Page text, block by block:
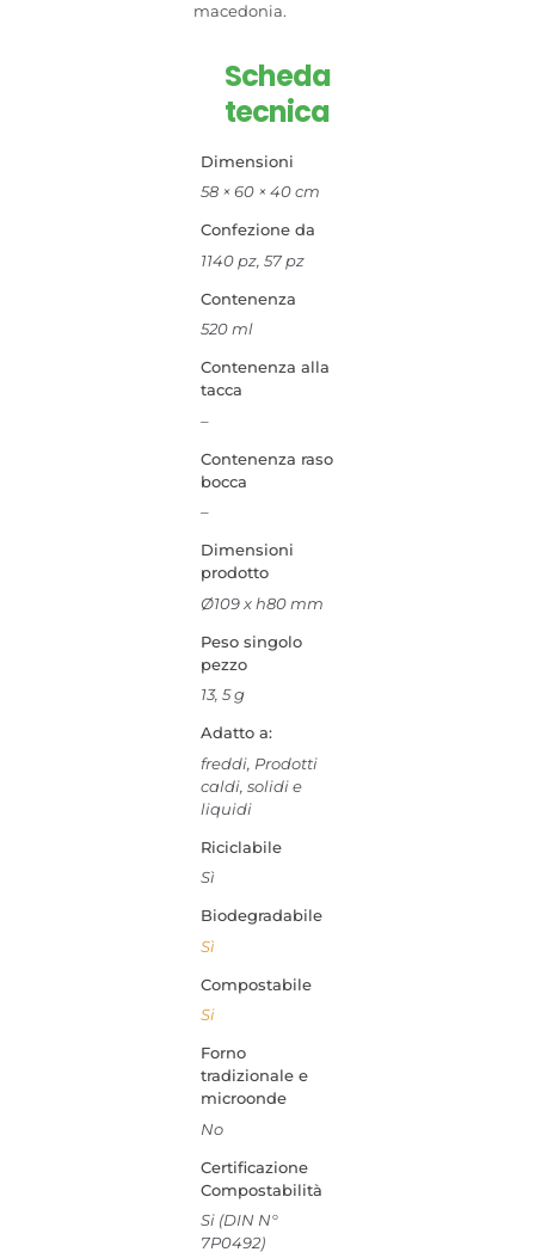
macedonia.
Scheda
tecnica
Dimensioni
58 × 60 × 40 cm
Confezione da
1140 pz, 57 pz
Contenenza
520 ml
Contenenza alla
tacca
–
Contenenza raso
bocca
–
Dimensioni
prodotto
Ø109 x h80 mm
Peso singolo
pezzo
13, 5 g
Adatto a:
freddi, Prodotti
caldi, solidi e
liquidi
Riciclabile
Sì
Biodegradabile
Sì
Compostabile
Si
Forno
tradizionale e
microonde
No
Certificazione
Compostabilità
Si (DIN N°
7P0492)